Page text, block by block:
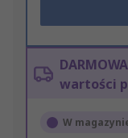
wartości
W